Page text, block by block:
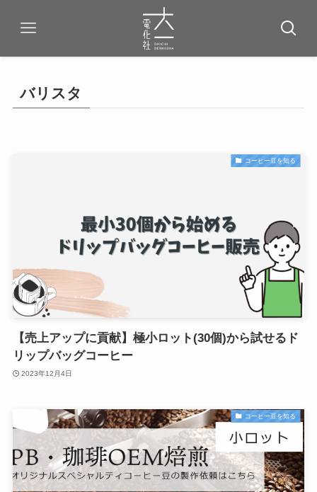
バリスタ
コーヒー豆を知る
【売上アップに貢献】極小ロット(30個)から試せるド
リップバッグコーヒー
2023年12月4日
コーヒー豆を知る